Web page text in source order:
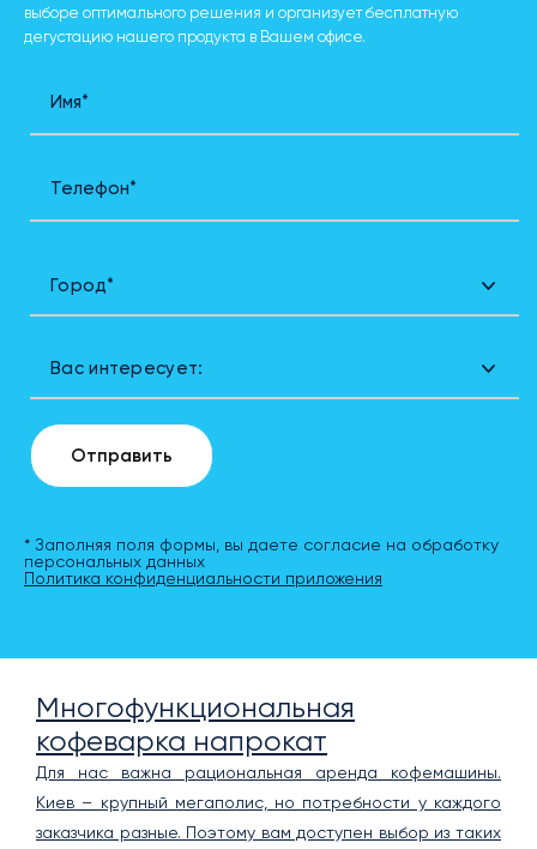
выборе оптимального решения и организует бесплатную
дегустацию нашего продукта в Вашем офисе.
Имя*
Телефон*
Город*
Вас интересует:
Отправить
* Заполняя поля формы, вы даете согласие на обработку
персональных данных
Политика конфиденциальности приложения
Многофункциональная
кофеварка напрокат
Для нас важна рациональная аренда кофемашины.
Киев – крупный мегаполис, но потребности у каждого
заказчика разные. Поэтому вам доступен выбор из таких